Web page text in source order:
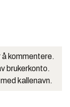
kommentere.
brukerkonto.
kallenavn.